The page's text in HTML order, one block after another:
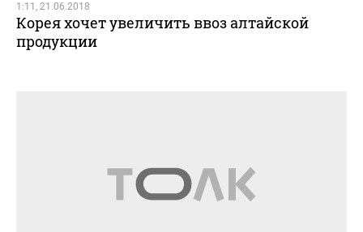
1:11, 21.06.2018
Корея хочет увеличить ввоз алтайской
продукции